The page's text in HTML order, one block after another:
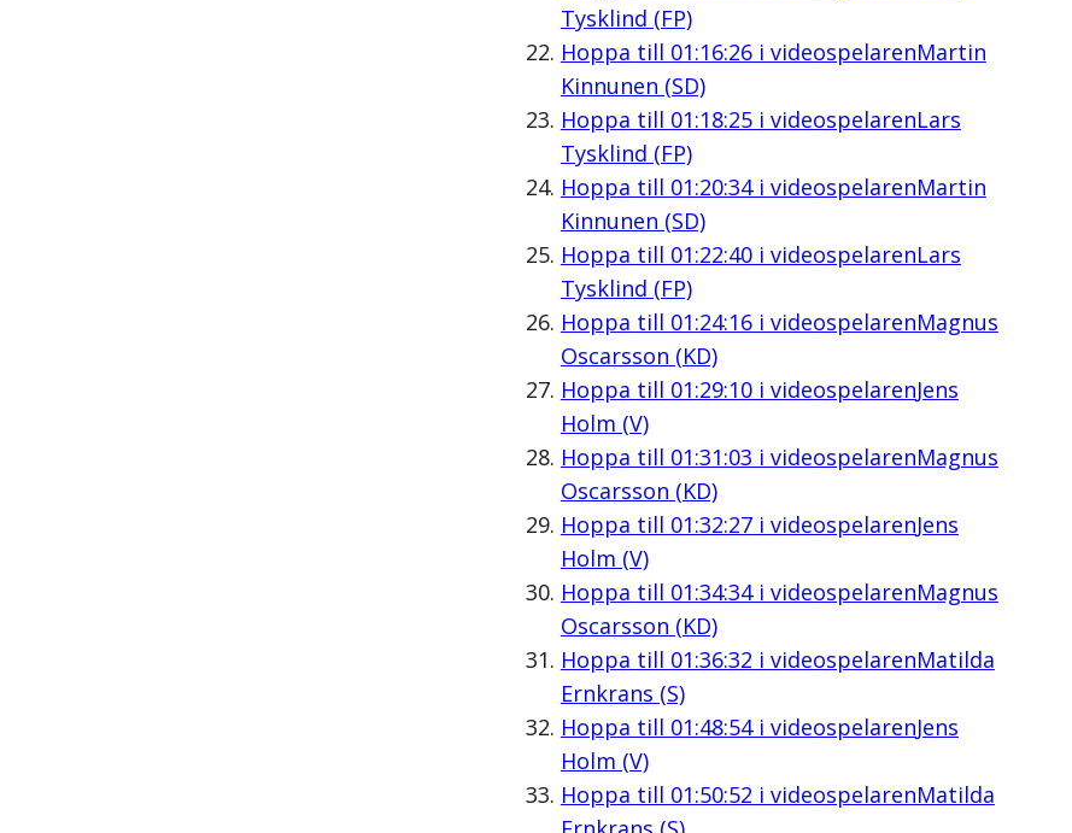
Tysklind (FP)
Hoppa till 01:16:26i videospelarenMartin
Kinnunen (SD)
Hoppa till 01:18:25i videospelarenLars
Tysklind (FP)
Hoppa till 01:20:34i videospelarenMartin
Kinnunen (SD)
Hoppa till 01:22:40i videospelarenLars
Tysklind (FP)
Hoppa till 01:24:16i videospelarenMagnus
Oscarsson (KD)
Hoppa till 01:29:10i videospelarenJens
Holm (V)
Hoppa till 01:31:03 i videospelarenMagnus
Oscarsson (KD)
Hoppa till 01:32:27i videospelarenJens
Holm (V)
Hoppa till 01:34:34i videospelarenMagnus
Oscarsson (KD)
Hoppa till 01:36:32 i videospelarenMatilda
Ernkrans (S)
Hoppa till 01:48:54i videospelarenJens
Holm (V)
Hoppa till 01:50:52 i videospelarenMatilda